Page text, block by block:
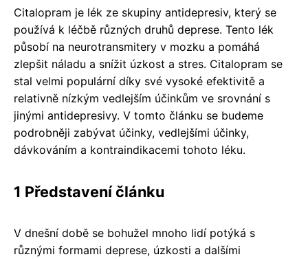
Citalopram je lék ze skupiny antidepresiv, který se
používá k léčbě různých druhů deprese. Tento lék
působí na neurotransmitery v mozku a pomáhá
zlepšit náladu a snížit úzkost a stres. Citalopram se
stal velmi populární díky své vysoké efektivitě a
relativně nízkým vedlejším účinkům ve srovnání s
jinými antidepresivy. V tomto článku se budeme
podrobněji zabývat účinky, vedlejšími účinky,
dávkováním a kontraindikacemi tohoto léku.
1 Představení článku
V dnešní době se bohužel mnoho lidí potýká s
různými formami deprese, úzkosti a dalšími